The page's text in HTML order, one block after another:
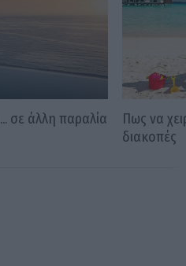
σε άλλη παραλία
Πως να
διακοπές